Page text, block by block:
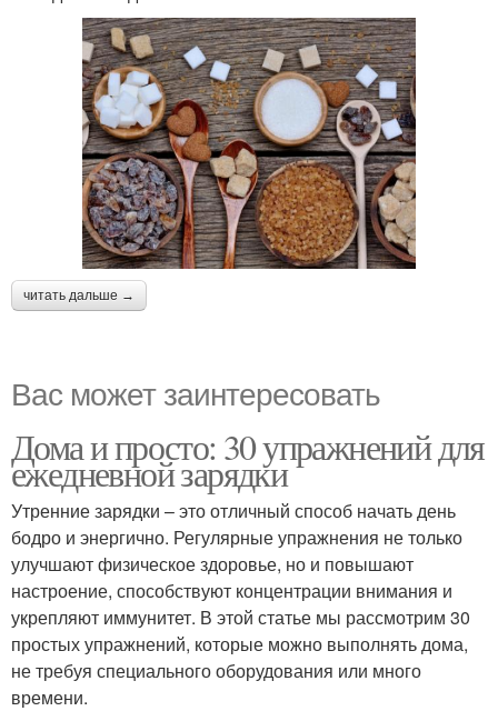
читать дальше →
Вас может заинтересовать
Дома и просто: 30 упражнений для
ежедневной зарядки
Утренние зарядки – это отличный способ начать день
бодро и энергично. Регулярные упражнения не только
улучшают физическое здоровье, но и повышают
настроение, способствуют концентрации внимания и
укрепляют иммунитет. В этой статье мы рассмотрим 30
простых упражнений, которые можно выполнять дома,
не требуя специального оборудования или много
времени.